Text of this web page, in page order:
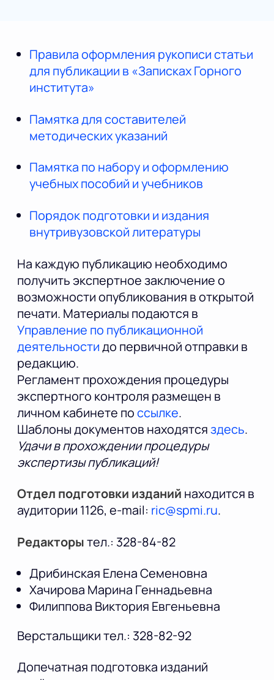
Правила оформления рукописи статьи
для публикации в «Записках Горного
института»
Памятка для составителей
методических указаний
Памятка по набору и оформлению
учебных пособий и учебников
Порядок подготовки и издания
внутривузовской литературы
На каждую публикацию необходимо
получить экспертное заключение о
возможности опубликования в открытой
печати. Материалы подаются в
Управление по публикационной
деятельностидо первичной отправки в
редакцию.
Регламент прохождения процедуры
экспертного контроля размещен в
личном кабинете поссылке.
Шаблоны документов находятсяздесь.
Удачи в прохождении процедуры
экспертизы публикаций!
Отдел подготовки изданий находится в
аудитории 1126, e-mail: ric@spmi.ru.
Редакторытел.: 328-84-82
Дрибинская Елена Семеновна
Хачирова Марина Геннадьевна
Филиппова Виктория Евгеньевна
Верстальщики тел.: 328-82-92
Допечатная подготовка изданий